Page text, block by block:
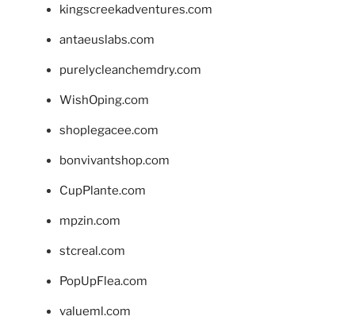
kingscreekadventures.com
antaeuslabs.com
purelycleanchemdry.com
WishOping.com
shoplegacee.com
bonvivantshop.com
CupPlante.com
mpzin.com
stcreal.com
PopUpFlea.com
valueml.com